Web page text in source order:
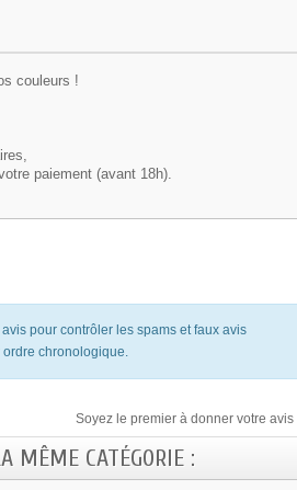
couleurs !
paiement (avant 18h).
pour contrôler les spams et faux avis
ordre chronologique.
Soyez le premier à donner votre avis
MÊME CATÉGORIE :